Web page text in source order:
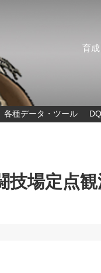
育
各種データ・ツール
技場定点